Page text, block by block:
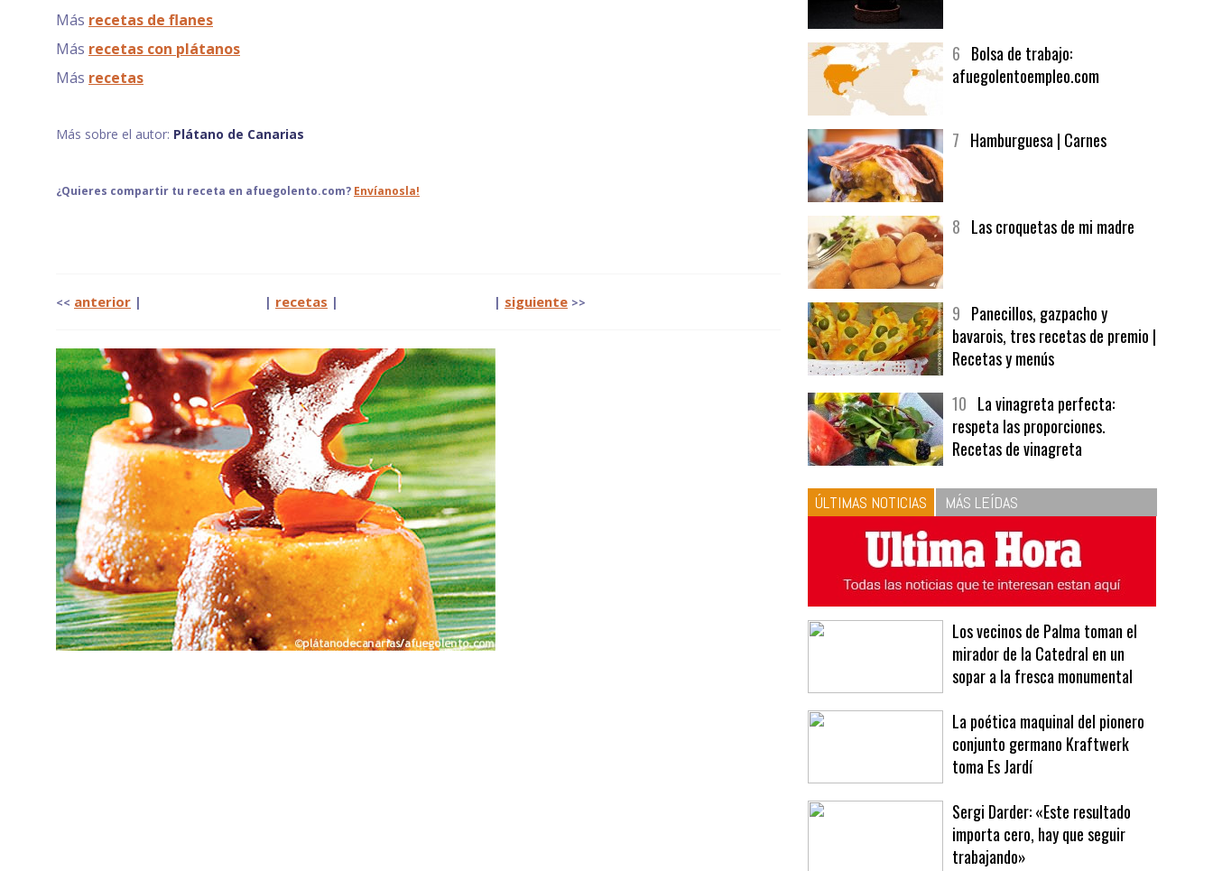
Más recetas de flanes
Más recetas con plátanos
Más recetas
Más sobre el autor: Plátano de Canarias
¿Quieres compartir tu receta en afuegolento.com? Envíanosla!
<< anterior | | recetas | | siguiente >>
afuegolentoempleo.com
bavarois, tres recetas de premio |
Recetas y menús
respeta las proporciones.
Recetas de vinagreta
ÚLTIMAS NOTICIAS MÁS LEÍDAS
mirador de la Catedral en un
sopar a la fresca monumental
conjunto germano Kraftwerk
toma Es Jardí